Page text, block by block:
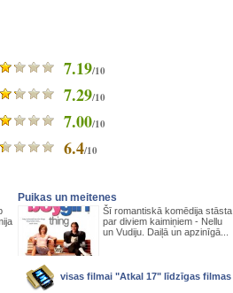
7.19/10
7.29/10
7.00/10
6.4/10
Puikas un meitenes
Šī romantiskā komēdija stāsta
par diviem kaimiņiem - Nellu
un Vudiju. Daiļā un apzinīgā...
visas filmai "Atkal 17" līdzīgas filmas